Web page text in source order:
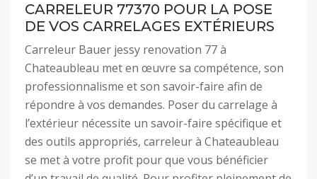
CARRELEUR 77370 POUR LA POSE
DE VOS CARRELAGES EXTÉRIEURS
Carreleur Bauer jessy renovation 77 à
Chateaubleau met en œuvre sa compétence, son
professionnalisme et son savoir-faire afin de
répondre à vos demandes. Poser du carrelage à
l’extérieur nécessite un savoir-faire spécifique et
des outils appropriés, carreleur à Chateaubleau
se met à votre profit pour que vous bénéficier